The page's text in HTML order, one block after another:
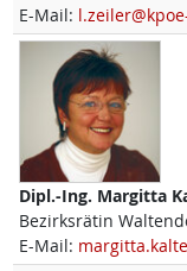
E-Mail:
Dipl.-Ing. Margitta
Bezirksrätin
E-Mail: